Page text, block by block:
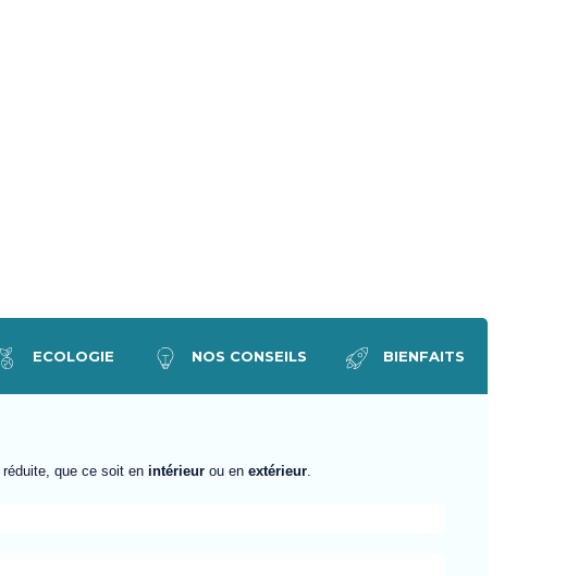
ECOLOGIE NOS CONSEILS BIENFAITS
réduite, que ce soit en intérieur ou en extérieur.